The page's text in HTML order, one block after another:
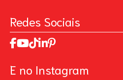
Trabalhe Conosco
Relatório de Sustentabilidade 2025
Código de ética
Acionistas
MasterChef
Art Of Love
Seja um distribuidor de Limpeza
Redes Sociais
E no Instagram